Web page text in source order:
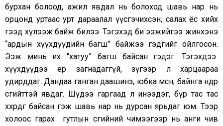
бурхан болоод, ажил явдал нь болоход шавь нар нь
орцонд уртаас урт дараалал үүсгэчихсэн, салах ёс хийх
гээд хүлээж байж билээ. Тэгэхэд би ээжийгээ жинхэнэ
“ардын хүүхдүүдийн багш” байжээ гэдгийг ойлгосон.
Ээж минь их “хатуу” багш байсан гэдэг. Тэгэхдээ
хүүхдүүдээ ер загнадаггүй, зүгээр л харцаараа
удирддаг. Дандаа ганган даашинз, юбка өмсөнө, байнга өндөр
өсгийттэй явдаг. Шүдээ гаргаад л инээдэг, бүр тас тас
хөхөрдөг байсан гэж шавь нар нь дурсан ярьдаг юм. Тээр
холоос гарах гутлын өсгийний чимээгээр нь анги чив